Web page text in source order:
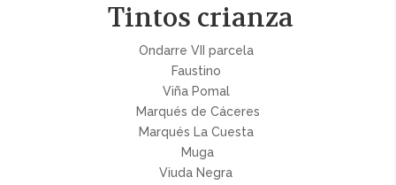
Tintos crianza
Ondarre VII parcela
Faustino
Viña Pomal
Marqués de Cáceres
Marqués La Cuesta
Muga
Viuda Negra